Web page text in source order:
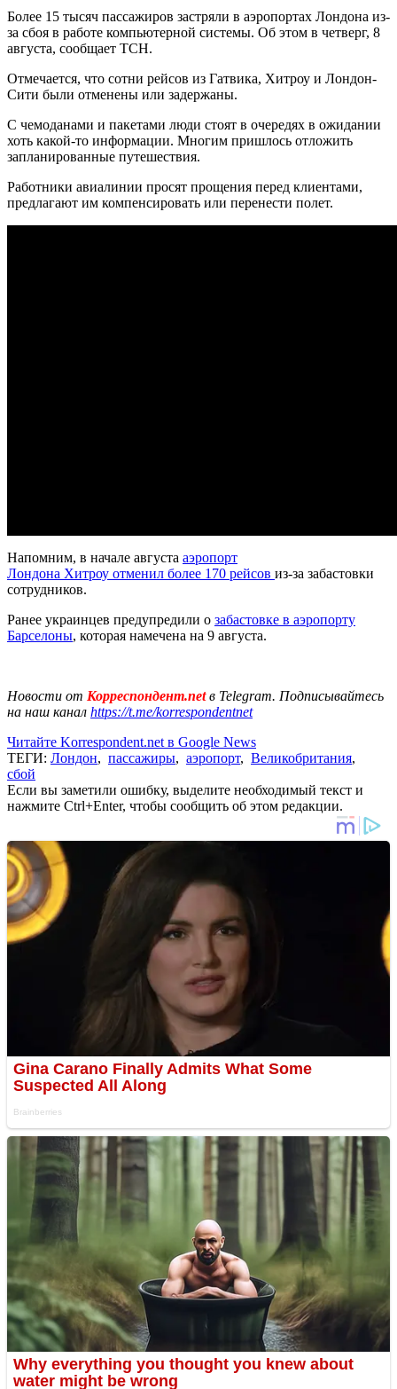
Более 15 тысяч пассажиров застряли в аэропортах Лондона из-
за сбоя в работе компьютерной системы. Об этом в четверг, 8
августа, сообщает ТСН.
Отмечается, что сотни рейсов из Гатвика, Хитроу и Лондон-
Сити были отменены или задержаны.
С чемоданами и пакетами люди стоят в очередях в ожидании
хоть какой-то информации. Многим пришлось отложить
запланированные путешествия.
Работники авиалинии просят прощения перед клиентами,
предлагают им компенсировать или перенести полет.
Напомним, в начале августа аэропорт
Лондона Хитроу отменил более 170 рейсов из-за забастовки
сотрудников.
Ранее украинцев предупредили о забастовке в аэропорту
Барселоны, которая намечена на 9 августа.
Новости от Корреспондент.netв Telegram. Подписывайтесь
на наш канал https://t.me/korrespondentnet
Читайте Korrespondent.net в Google News
ТЕГИ: Лондон, пассажиры, аэропорт, Великобритания,
сбой
Если вы заметили ошибку, выделите необходимый текст и
нажмите Ctrl+Enter, чтобы сообщить об этом редакции.